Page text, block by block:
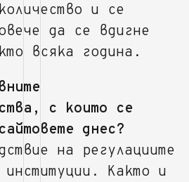
и се
да се вдигне
всяка година.
с които се
днес?
на регулациите
Както и